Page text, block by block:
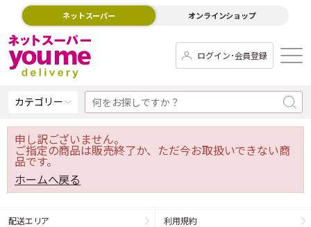
ネットスーパー オンラインショップ
ログイン･会員登録
カテゴリー
申し訳ございません。
ご指定の商品は販売終了か、ただ今お取扱いできない商
品です。
ホームへ戻る
配送エリア 利用規約